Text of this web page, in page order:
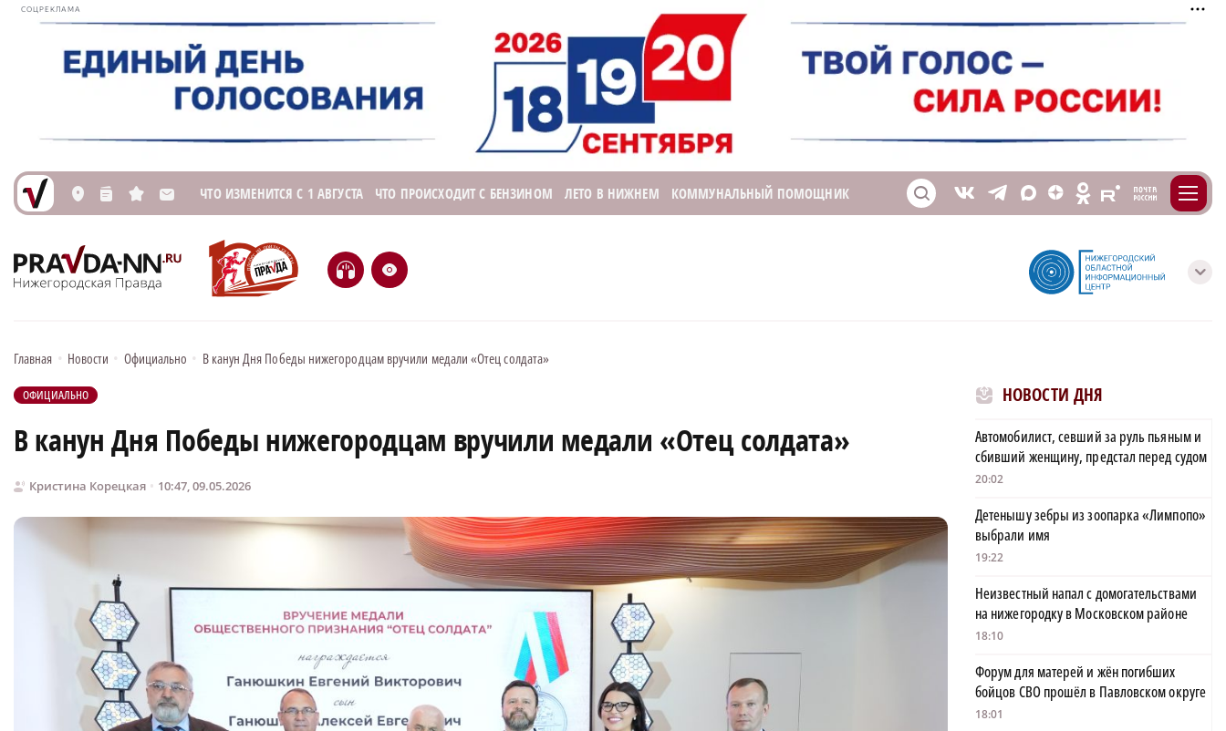
СОЦРЕКЛАМА
L n s M ЧТО ИЗМЕНИТСЯ С 1 АВГУСТА ЧТО ПРОИСХОДИТ С БЕНЗИНОМ ЛЕТО В НИЖНЕМ КОММУНАЛЬНЫЙ ПОМОЩНИК S V T X Z O E m
H e с
Главная • Новости • Официально • В канун Дня Победы нижегородцам вручили медали «Отец солдата»
ОФИЦИАЛЬНО
В канун Дня Победы нижегородцам вручили медали «Отец солдата»
Кристина Корецкая 10:47, 09.05.2026
НОВОСТИ ДНЯ
Автомобилист, севший за руль пьяным и
сбивший женщину, предстал перед судом
20:02
Детенышу зебры из зоопарка «Лимпопо»
выбрали имя
19:22
Неизвестный напал с домогательствами
на нижегородку в Московском районе
18:10
Форум для матерей и жён погибших
бойцов СВО прошёл в Павловском округе
18:01